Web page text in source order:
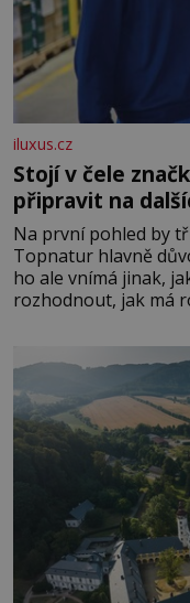
iluxus.cz
Stojí v čele
připravit na
Na první pohled by
Topnatur hlavně
ho ale vnímá jinak,
rozhodnout, jak má